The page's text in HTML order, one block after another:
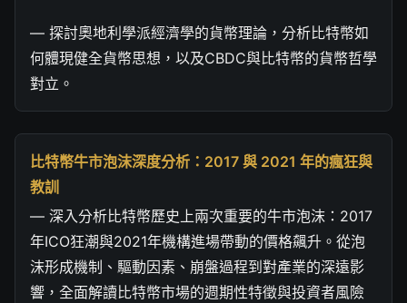
— 探討奧地利學派經濟學的貨幣理論，分析比特幣如
何體現健全貨幣思想，以及CBDC與比特幣的貨幣哲學
對立。
比特幣牛市泡沫深度分析：2017 與 2021 年的瘋狂與
教訓
— 深入分析比特幣歷史上兩次重要的牛市泡沫：2017
年ICO狂潮與2021年機構進場帶動的價格飆升。從泡
沫形成機制、驅動因素、崩盤過程到對產業的深遠影
響，全面解讀比特幣市場的週期性特徵與投資者風險